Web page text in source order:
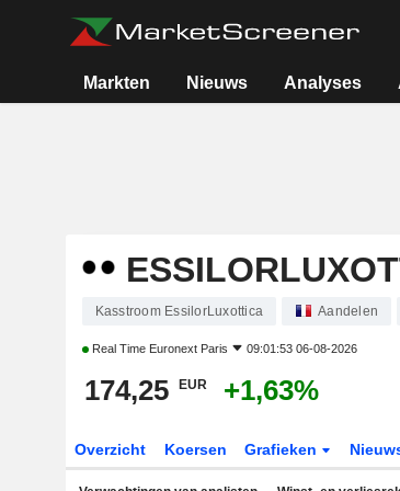
Markten Nieuws Analyses
Kasstroom EssilorLuxottica Aandelen
Real Time Euronext Paris 09:01:53 06-08-2026
174,25 EUR +1,63%
Overzicht Koersen Grafieken